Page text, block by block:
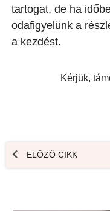
tartogat, de ha
odafigyelünk a
a kezdést.
Kérjük,
ELŐZŐ CIKK